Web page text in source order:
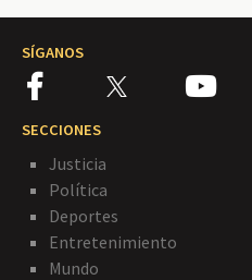
SÍGANOS
SECCIONES
Justicia
Política
Deportes
Entretenimiento
Mundo